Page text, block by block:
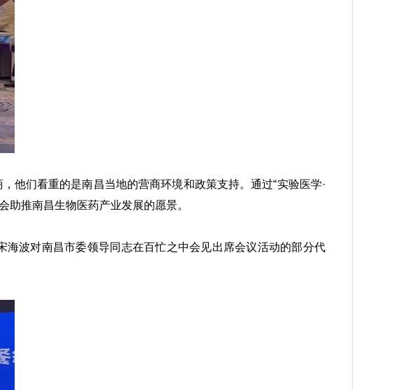
他们看重的是南昌当地的营商环境和政策支持。通过“实验医学·
助推南昌生物医药产业发展的愿景。
波对南昌市委领导同志在百忙之中会见出席会议活动的部分代